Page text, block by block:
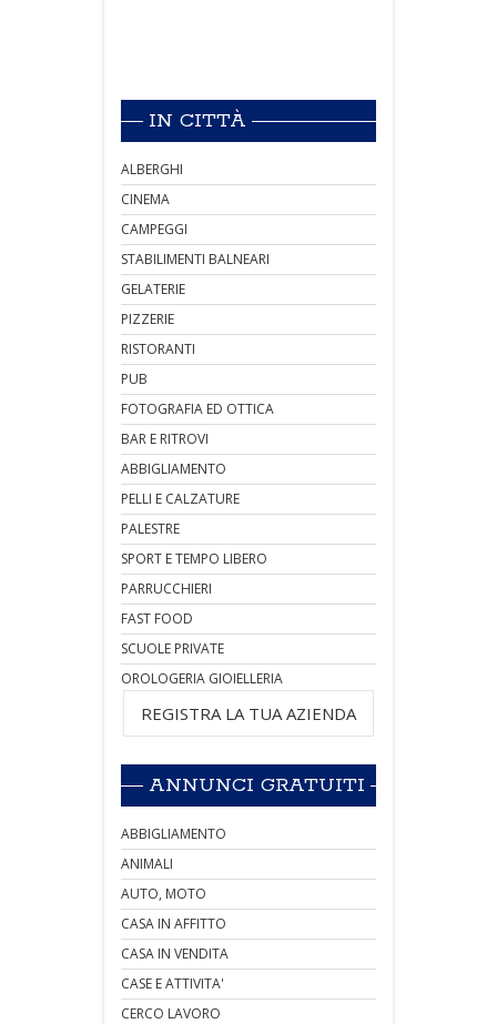
IN CITTÀ
ALBERGHI
CINEMA
CAMPEGGI
STABILIMENTI BALNEARI
GELATERIE
PIZZERIE
RISTORANTI
PUB
FOTOGRAFIA ED OTTICA
BAR E RITROVI
ABBIGLIAMENTO
PELLI E CALZATURE
PALESTRE
SPORT E TEMPO LIBERO
PARRUCCHIERI
FAST FOOD
SCUOLE PRIVATE
OROLOGERIA GIOIELLERIA
REGISTRA LA TUA AZIENDA
ANNUNCI GRATUITI
ABBIGLIAMENTO
ANIMALI
AUTO, MOTO
CASA IN AFFITTO
CASA IN VENDITA
CASE E ATTIVITA'
CERCO LAVORO